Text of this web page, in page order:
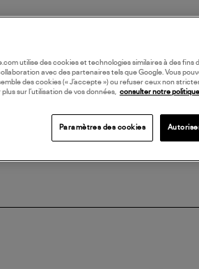
utilise des cookies et technologies similaires à des
avec des partenaires tels que Google. Vous
des cookies (« J’accepte ») ou refuser ceux non
plus sur l’utilisation de vos données, consulter notre
Paramètres des cookies